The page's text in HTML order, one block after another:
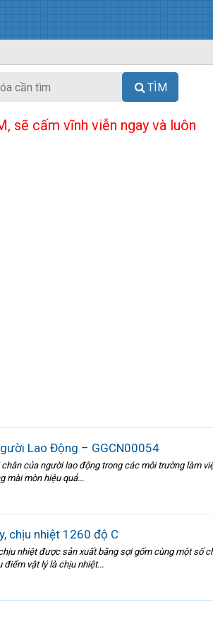
TÌM
sẽ cấm vĩnh viễn ngay và luôn
Lao Động – GGCN00054
của người lao động trong các môi trường làm
mài mòn hiệu quả...
chịu nhiệt 1260 độ C
nhiệt được sản xuất bằng sợi gốm cùng một
điểm vật lý là chịu nhiệt...